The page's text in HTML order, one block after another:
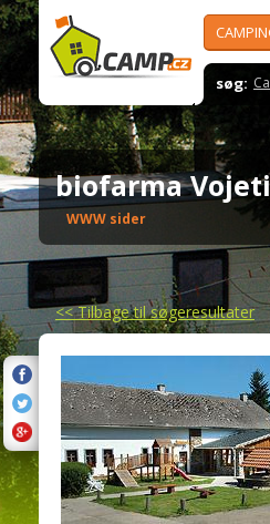
søg:
biofarma
WWW sider
<<Tilbage til søgeresultater